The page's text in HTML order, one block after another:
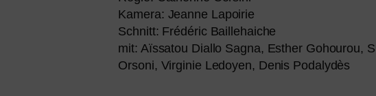
Kamera: Jeanne Lapoirie
Schnitt: Frédéric Baillehaiche
mit: Aïssatou Diallo Sagna, Esther Gohourou,
Orsoni, Virginie Ledoyen, Denis Podalydès